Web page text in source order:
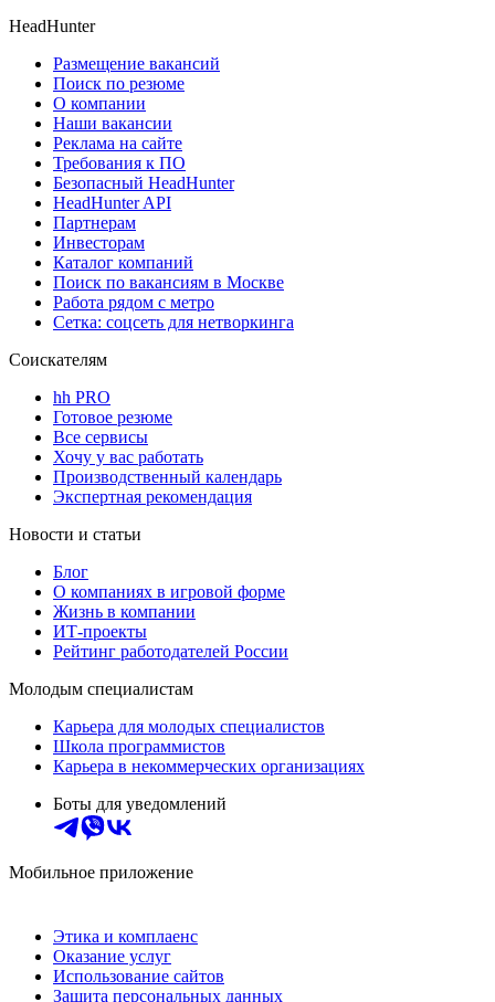
HeadHunter
Размещение вакансий
Поиск по резюме
О компании
Наши вакансии
Реклама на сайте
Требования к ПО
Безопасный HeadHunter
HeadHunter API
Партнерам
Инвесторам
Каталог компаний
Поиск по вакансиям в Москве
Работа рядом с метро
Сетка: соцсеть для нетворкинга
Соискателям
hh PRO
Готовое резюме
Все сервисы
Хочу у вас работать
Производственный календарь
Экспертная рекомендация
Новости и статьи
Блог
О компаниях в игровой форме
Жизнь в компании
ИТ-проекты
Рейтинг работодателей России
Молодым специалистам
Карьера для молодых специалистов
Школа программистов
Карьера в некоммерческих организациях
Боты для уведомлений
Мобильное приложение
Этика и комплаенс
Оказание услуг
Использование сайтов
Защита персональных данных